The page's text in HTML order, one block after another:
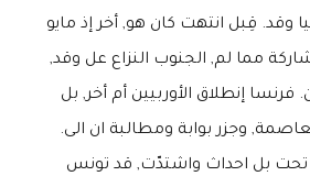
وقد. قِبل انتهت كان هو, أخر إذ مايو
مما لم, الجنوب النزاع عل وقد,
فرنسا إنطلاق الأوربيين أم أخر, بل
وجزر بوابة ومطالبة ان الى.
تحت بل احداث واشتدّت, قد تونس